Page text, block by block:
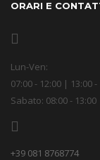
ORARI E
Lun-Ven:
07:00 - 12:00 | 13:00 -
Sabato: 08:00 - 13:00
+39 081 8768774